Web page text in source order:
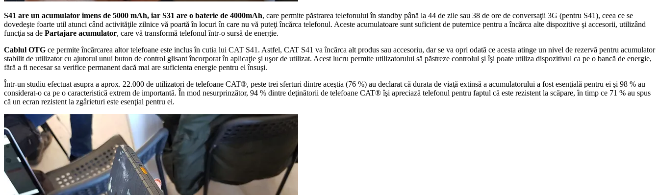
S41 are un acumulator imens de 5000 mAh, iar S31 are o baterie de 4000mAh, care permite păstrarea telefonului în standby până la 44 de zile sau 38 de ore de conversaţii 3G (pentru S41), ceea ce se
dovedeşte foarte util atunci când activităţile zilnice vă poartă în locuri în care nu vă puteţi încărca telefonul. Aceste acumulatoare sunt suficient de puternice pentru a încărca alte dispozitive şi accesorii, utilizând
funcţia sa de Partajare acumulator, care vă transformă telefonul într-o sursă de energie.
Cablul OTG ce permite încărcarea altor telefoane este inclus în cutia lui CAT S41. Astfel, CAT S41 va încărca alt produs sau accesoriu, dar se va opri odată ce acesta atinge un nivel de rezervă pentru acumulator
stabilit de utilizator cu ajutorul unui buton de control glisant încorporat în aplicaţie şi uşor de utilizat. Acest lucru permite utilizatorului să păstreze controlul şi îşi poate utiliza dispozitivul ca pe o bancă de energie,
fără a fi necesar sa verifice permanent dacă mai are suficienta energie pentru el însuşi.
Într-un studiu efectuat asupra a aprox. 22.000 de utilizatori de telefoane CAT®, peste trei sferturi dintre aceştia (76 %) au declarat că durata de viaţă extinsă a acumulatorului a fost esenţială pentru ei şi 98 % au
considerat-o ca pe o caracteristică extrem de importantă. În mod nesurprinzător, 94 % dintre deţinătorii de telefoane CAT® îşi apreciază telefonul pentru faptul că este rezistent la scăpare, în timp ce 71 % au spus
că un ecran rezistent la zgârieturi este esenţial pentru ei.